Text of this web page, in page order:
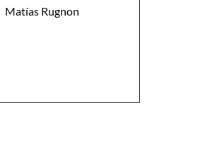
Matías Rugnon